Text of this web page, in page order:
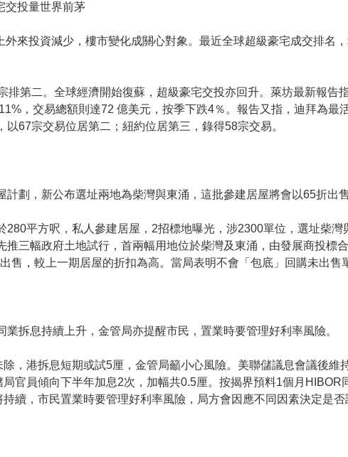
交投量世界前茅
外來投資減少，樓市變化成關心對象。最近全球超級豪宅成交排名
排第二。全球經濟開始復蘇，超級豪宅交投亦回升。萊坊最新報告
，交易總額則達72 億美元，按季下跌4％。報告又指，迪拜為最
67宗交易位居第二；紐約位居第三，錄得58宗交易。
劃，新公布選址兩地為柴灣與東涌，這批參建居屋將會以65折出售
280平方呎，私人參建居屋，2招標地曝光，涉2300單位，選址柴
三幅政府土地試行，首兩幅用地位於柴灣及東涌，由發展商投標
售，較上一期居屋的折扣為高。當局表明不會「包底」回購未出售
拆息持續上升，金管局亦提醒市民，置業時要管理好利率風險。
，港拆息短期或試5厘，金管局籲小心風險。美聯儲議息會議後
官員傾向下半年加息2次，加幅共0.5厘。按揭界預料1個月
續，市民置業時要管理好利率風險，局方會因應不同因素決定是否